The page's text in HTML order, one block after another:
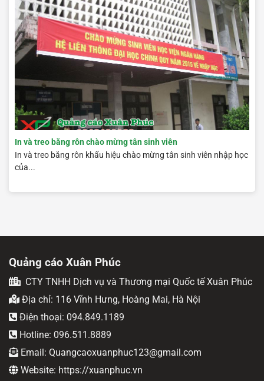
In và treo băng rôn chào mừng tân sinh viên
In và treo băng rôn khẩu hiệu chào mừng tân sinh viên nhập học
của...
Quảng cáo Xuân Phúc
CTY TNHH Dịch vụ và Thương mại Quốc tế Xuân Phúc
Địa chỉ: 116 Vĩnh Hưng, Hoàng Mai, Hà Nội
Điện thoại: 094.849.1189
Hotline: 096.511.8889
Email: Quangcaoxuanphuc123@gmail.com
Website: https://xuanphuc.vn